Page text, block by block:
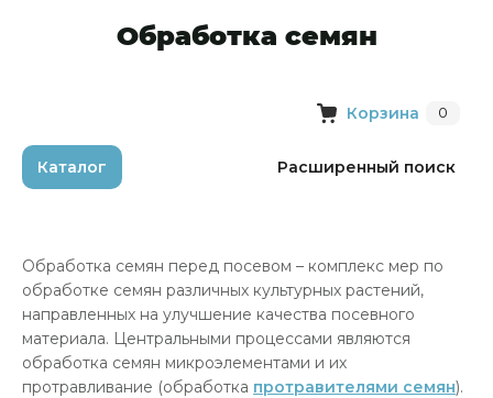
Обработка семян
Корзина 0
Каталог Расширенный поиск
Обработка семян перед посевом – комплекс мер по
обработке семян различных культурных растений,
направленных на улучшение качества посевного
материала. Центральными процессами являются
обработка семян микроэлементами и их
протравливание (обработка протравителями семян).